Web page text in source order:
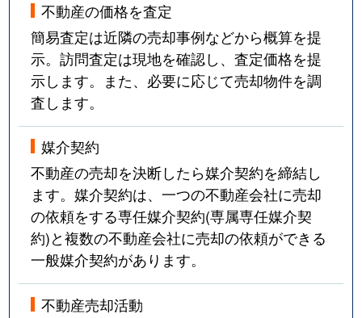
不動産の価格を査定
簡易査定は近隣の売却事例などから概算を提
示。訪問査定は現地を確認し、査定価格を提
示します。また、必要に応じて売却物件を調
査します。
媒介契約
不動産の売却を決断したら媒介契約を締結し
ます。媒介契約は、一つの不動産会社に売却
の依頼をする専任媒介契約(専属専任媒介契
約)と複数の不動産会社に売却の依頼ができる
一般媒介契約があります。
不動産売却活動